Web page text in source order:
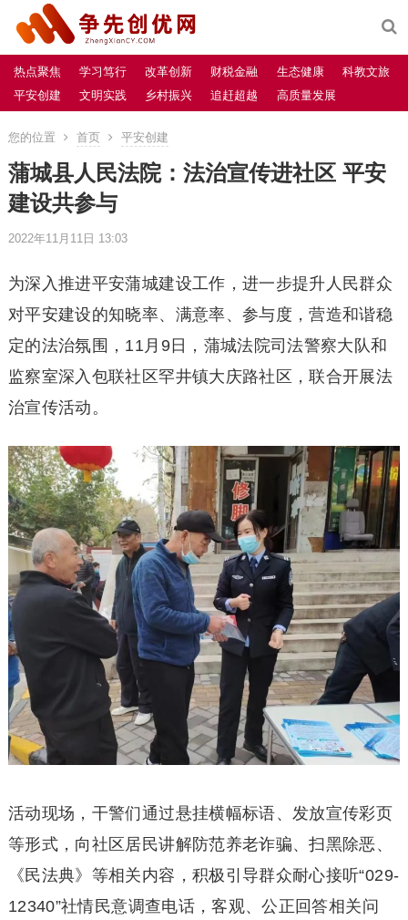
热点聚焦 学习笃行 改革创新 财税金融 生态健康
科教文旅
平安创建
文明实践 乡村振兴 追赶超越 高质量发展
您的位置 首页 平安创建
蒲城县人民法院：法治宣传进社区 平安
建设共参与
2022年11月11日 13:03
为深入推进平安蒲城建设工作，进一步提升人民群众
对平安建设的知晓率、满意率、参与度，营造和谐稳
定的法治氛围，11月9日，蒲城法院司法警察大队和
监察室深入包联社区罕井镇大庆路社区，联合开展法
治宣传活动。
活动现场，干警们通过悬挂横幅标语、发放宣传彩页
等形式，向社区居民讲解防范养老诈骗、扫黑除恶、
《民法典》等相关内容，积极引导群众耐心接听“029-
12340”社情民意调查电话，客观、公正回答相关问